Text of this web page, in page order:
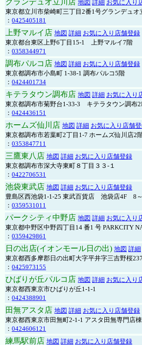
グランデュオ立川店 地図 詳細 お気に入り
東京都立川市柴崎町三丁目2番1号グランデュオ
： 0425405181
上野マルイ店 地図 詳細 お気に入り店舗登録
東京都台東区上野6丁目15-1 上野マルイ7階
： 0358344971
調布パルコ店 地図 詳細 お気に入り店舗登録
東京都調布市小島町 1-38-1 調布パルコ5階
： 0424401734
キテラタウン調布店 地図 詳細 お気に入り
東京都調布市菊野台1-33-3 キテラタウン調布
： 0424436151
ホームズ仙川店 地図 詳細 お気に入り店舗
東京都調布市若葉町2丁目1-7 ホームズ仙川店2
： 0353847711
三鷹東八店 地図 詳細 お気に入り店舗登録
東京都調布市深大寺東町８丁目３３-１
： 0422706531
池袋東武店 地図 詳細 お気に入り店舗登録
豊島区西池袋1-1-25 東武百貨店 池袋店4F 8
： 0359531011
パークシティ中野店 地図 詳細 お気に入り
東京都中野区中野四丁目14 番1 号 PARKCITY
： 0359429861
日の出店(イオンモール日の出) 地図 詳細
東京都西多摩郡日の出町大字平井字三吉野桜
： 0425973155
ひばりが丘パルコ店 地図 詳細 お気に入り
東京都西東京市ひばりが丘1-1-1
： 0424388901
田無アスタ店 地図 詳細 お気に入り店舗登録
東京都西東京市田無町2-1-1 アスタ田無専門店
： 0424606121
練馬駅前店 地図 詳細 お気に入り店舗登録